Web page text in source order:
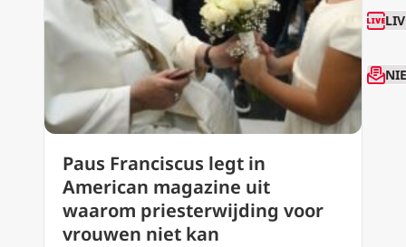
Paus Franciscus legt in
American magazine uit
waarom priesterwijding voor
vrouwen niet kan